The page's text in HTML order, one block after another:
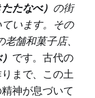
たなべ） の街
います。その
舗和菓子店、
です。古代の
まで、この土
神が息づいて